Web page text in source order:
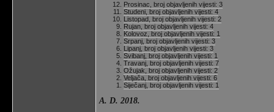
Prosinac, broj objavljenih vijesti: 3
Studeni, broj objavljenih vijesti: 4
Listopad, broj objavljenih vijesti: 2
Rujan, broj objavljenih vijesti: 4
Kolovoz, broj objavljenih vijesti: 1
Srpanj, broj objavljenih vijesti: 3
Lipanj, broj objavljenih vijesti: 3
Svibanj, broj objavljenih vijesti: 1
Travanj, broj objavljenih vijesti: 7
Ožujak, broj objavljenih vijesti: 2
Veljača, broj objavljenih vijesti: 6
Siječanj, broj objavljenih vijesti: 1
A. D. 2018.